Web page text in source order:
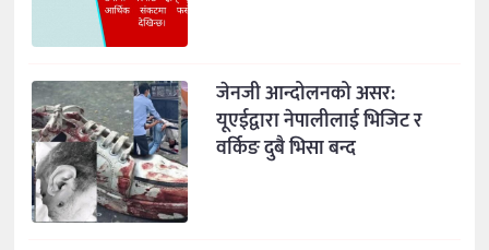
जेनजी आन्दोलनको असर:
यूएईद्वारा नेपालीलाई भिजिट र
वर्किङ दुबै भिसा बन्द